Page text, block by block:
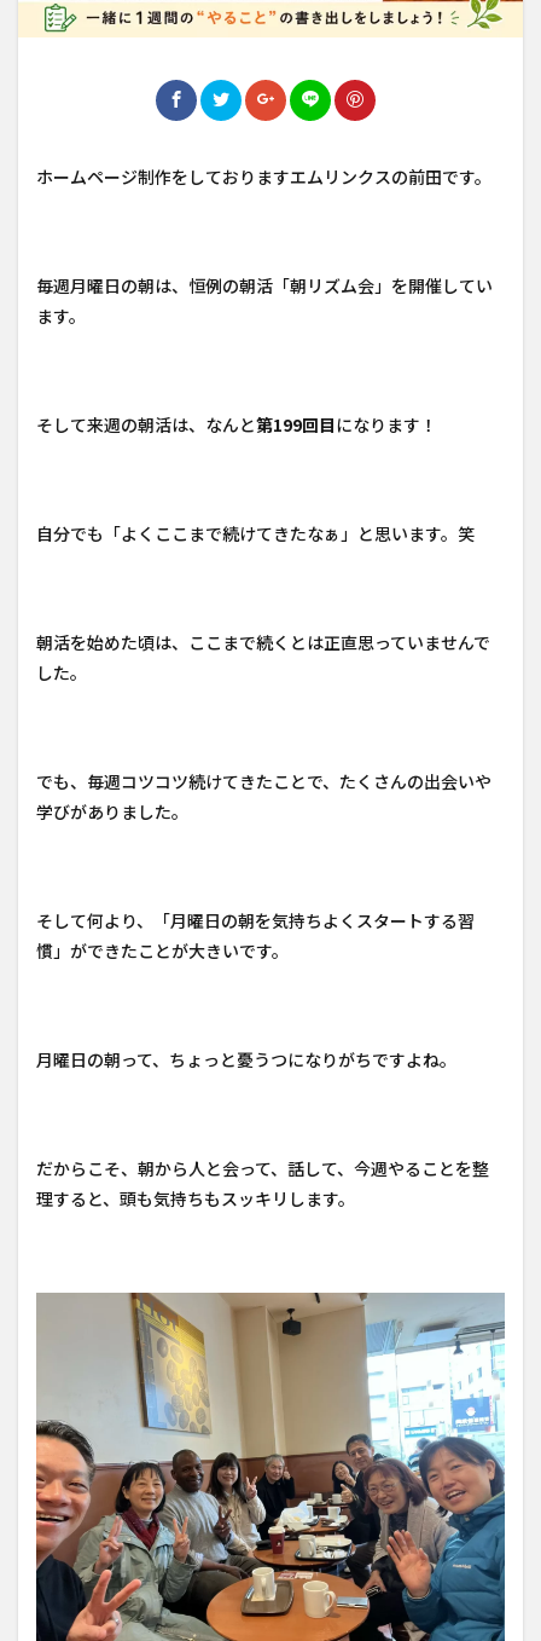
ホームページ制作をしておりますエムリンクスの前田です。
毎週月曜日の朝は、恒例の朝活「朝リズム会」を開催してい
ます。
そして来週の朝活は、なんと第199回目になります！
自分でも「よくここまで続けてきたなぁ」と思います。笑
朝活を始めた頃は、ここまで続くとは正直思っていませんで
した。
でも、毎週コツコツ続けてきたことで、たくさんの出会いや
学びがありました。
そして何より、「月曜日の朝を気持ちよくスタートする習
慣」ができたことが大きいです。
月曜日の朝って、ちょっと憂うつになりがちですよね。
だからこそ、朝から人と会って、話して、今週やることを整
理すると、頭も気持ちもスッキリします。